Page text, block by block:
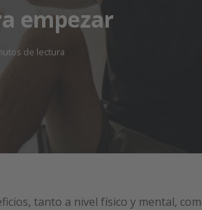
empezar
de lectura
tanto a nivel físico y mental,